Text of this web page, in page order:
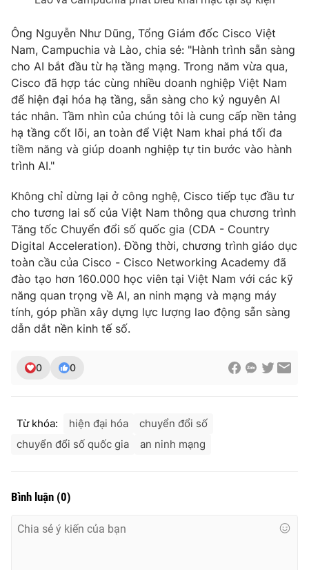
Ðiện thoại Thời báo VTV:024.66 897 897
Email: toasoan@vtv.vn
Liên hệ quảng cáo: 024-7300.7108
® Cấm sao chép dưới mọi hình thức nếu không có sự chấp
thuận bằng văn bản. Ghi rõ nguồn VTV.vn khi phát hành lại
thông tin từ website này.
Ông Nguyễn Như Dũng, Tổng Giám đốc Cisco Việt
Nam, Campuchia và Lào, chia sẻ: "Hành trình sẵn sàng
cho AI bắt đầu từ hạ tầng mạng. Trong năm vừa qua,
Cisco đã hợp tác cùng nhiều doanh nghiệp Việt Nam
để hiện đại hóa hạ tầng, sẵn sàng cho kỷ nguyên AI
tác nhân. Tầm nhìn của chúng tôi là cung cấp nền tảng
hạ tầng cốt lõi, an toàn để Việt Nam khai phá tối đa
tiềm năng và giúp doanh nghiệp tự tin bước vào hành
trình AI."
Không chỉ dừng lại ở công nghệ, Cisco tiếp tục đầu tư
cho tương lai số của Việt Nam thông qua chương trình
Tăng tốc Chuyển đổi số quốc gia (CDA - Country
Digital Acceleration). Đồng thời, chương trình giáo dục
toàn cầu của Cisco - Cisco Networking Academy đã
đào tạo hơn 160.000 học viên tại Việt Nam với các kỹ
năng quan trọng về AI, an ninh mạng và mạng máy
tính, góp phần xây dựng lực lượng lao động sẵn sàng
dẫn dắt nền kinh tế số.
0 0
Từ khóa: hiện đại hóa
chuyển đổi số
chuyển đổi số quốc gia
an ninh mạng
Bình luận (0)